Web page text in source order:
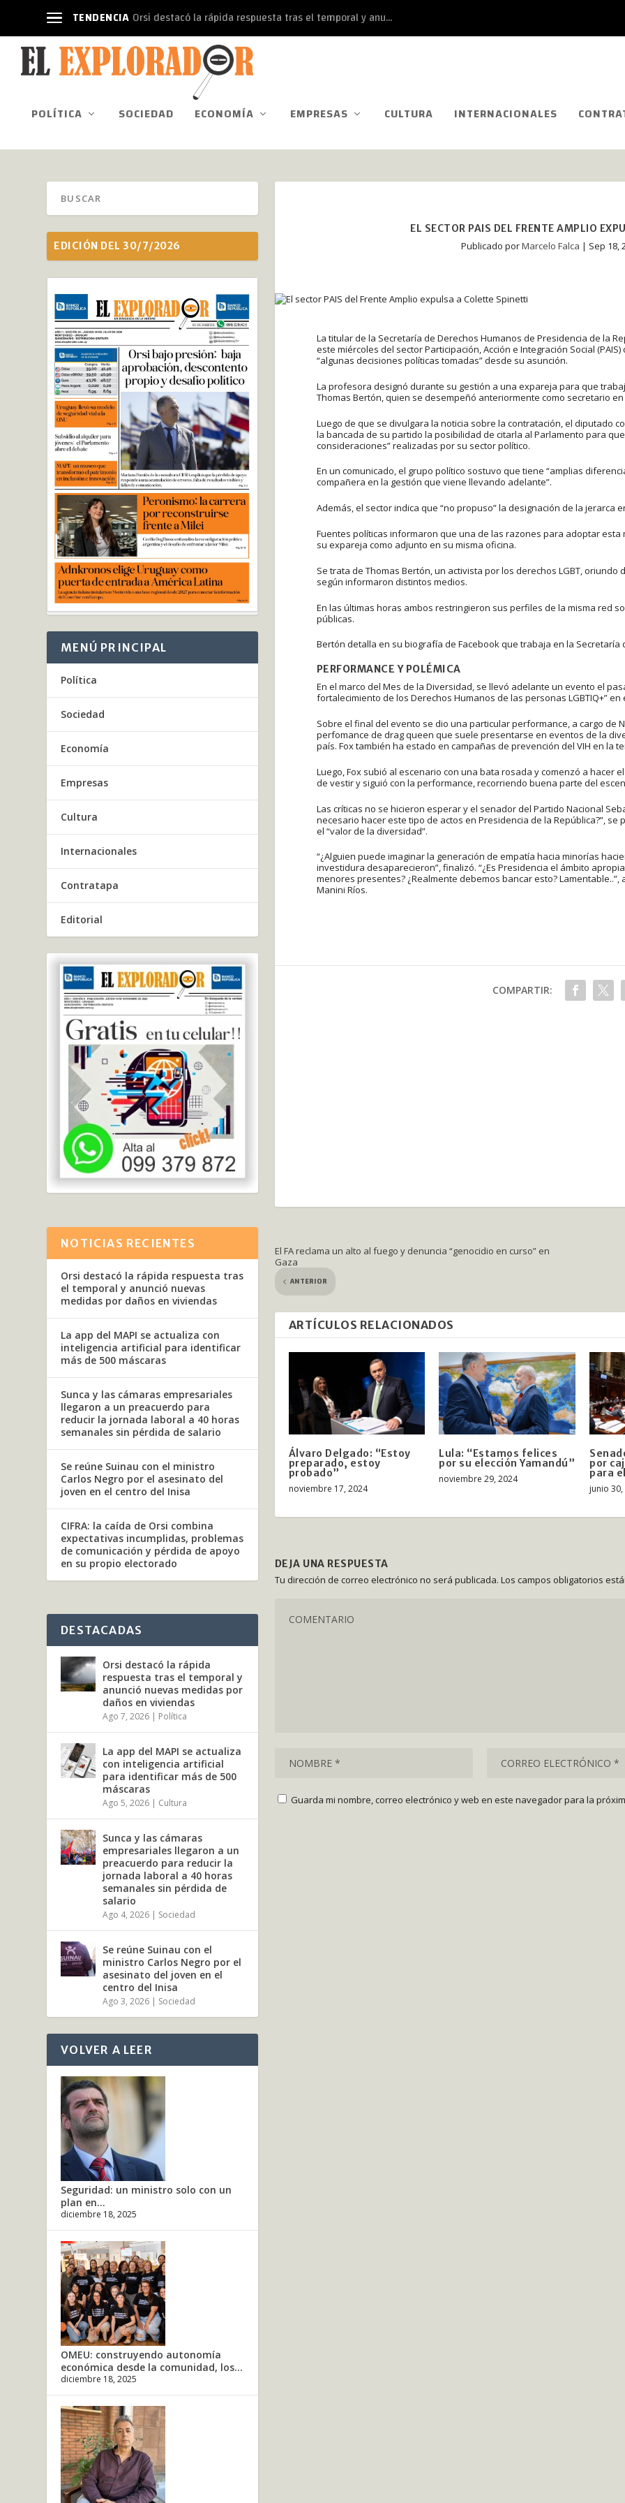
TENDENCIA Orsi destacó la rápida respuesta tras el temporal y anu...
POLÍTICA SOCIEDAD ECONOMÍA EMPRESAS CULTURA INTERNACIONALES
EL SECTOR PAIS DEL FRENTE AMPLIO
Publicado porMarcelo Falca | Sep 18,
La titular de la Secretaría de Derechos Humanos de Presidencia de la
este miércoles del sector Participación, Acción e Integración Social
“algunas decisiones políticas tomadas” desde su asunción.
La profesora designó durante su gestión a una expareja para que
Thomas Bertón, quien se desempeñó anteriormente como secretario en
Luego de que se divulgara la noticia sobre la contratación, el diputado
la bancada de su partido la posibilidad de citarla al Parlamento para
consideraciones” realizadas por su sector político.
En un comunicado, el grupo político sostuvo que tiene “amplias
compañera en la gestión que viene llevando adelante”.
Además, el sector indica que “no propuso” la designación de la jerarca
Fuentes políticas informaron que una de las razones para adoptar
su expareja como adjunto en su misma oficina.
Se trata de Thomas Bertón, un activista por los derechos LGBT, oriundo
según informaron distintos medios.
En las últimas horas ambos restringieron sus perfiles de la misma red
públicas.
Bertón detalla en su biografía de Facebook que trabaja en la Secretaría
PERFORMANCE Y POLÉMICA
En el marco del Mes de la Diversidad, se llevó adelante un evento el
fortalecimiento de los Derechos Humanos de las personas LGBTIQ+”
Sobre el final del evento se dio una particular performance, a cargo de
perfomance de drag queen que suele presentarse en eventos de la
país. Fox también ha estado en campañas de prevención del VIH en la
Luego, Fox subió al escenario con una bata rosada y comenzó a hacer
de vestir y siguió con la performance, recorriendo buena parte del
Las críticas no se hicieron esperar y el senador del Partido Nacional
necesario hacer este tipo de actos en Presidencia de la República?”,
el “valor de la diversidad”.
“¿Alguien puede imaginar la generación de empatía hacia minorías
investidura desaparecieron”, finalizó. “¿Es Presidencia el ámbito
menores presentes? ¿Realmente debemos bancar esto?
Manini Ríos.
COMPARTIR:
El FA reclama un alto al fuego y denuncia “genocidio en curso” en
Gaza
ANTERIOR
ARTÍCULOS RELACIONADOS
Álvaro Delgado: “Estoy
preparado, estoy
probado”
noviembre 17, 2024
Lula: “Estamos felices
por su elección Yamandú”
noviembre 29, 2024
por
para
junio 30,
DEJA UNA RESPUESTA
Tu dirección de correo electrónico no será publicada. Los campos obligatorios
Guarda mi nombre, correo electrónico y web en este navegador para la
EDICIÓN DEL 30/7/2026
MENÚ PRINCIPAL
Política
Sociedad
Economía
Empresas
Cultura
Internacionales
Contratapa
Editorial
NOTICIAS RECIENTES
Orsi destacó la rápida respuesta tras
el temporal y anunció nuevas
medidas por daños en viviendas
La app del MAPI se actualiza con
inteligencia artificial para identificar
más de 500 máscaras
Sunca y las cámaras empresariales
llegaron a un preacuerdo para
reducir la jornada laboral a 40 horas
semanales sin pérdida de salario
Se reúne Suinau con el ministro
Carlos Negro por el asesinato del
joven en el centro del Inisa
CIFRA: la caída de Orsi combina
expectativas incumplidas, problemas
de comunicación y pérdida de apoyo
en su propio electorado
DESTACADAS
Orsi destacó la rápida
respuesta tras el temporal y
anunció nuevas medidas por
daños en viviendas
Ago 7, 2026 | Política
La app del MAPI se actualiza
con inteligencia artificial
para identificar más de 500
máscaras
Ago 5, 2026 | Cultura
Sunca y las cámaras
empresariales llegaron a un
preacuerdo para reducir la
jornada laboral a 40 horas
semanales sin pérdida de
salario
Ago 4, 2026 | Sociedad
Se reúne Suinau con el
ministro Carlos Negro por el
asesinato del joven en el
centro del Inisa
Ago 3, 2026 | Sociedad
VOLVER A LEER
Seguridad: un ministro solo con un
plan en...
diciembre 18, 2025
OMEU: construyendo autonomía
económica desde la comunidad, los...
diciembre 18, 2025